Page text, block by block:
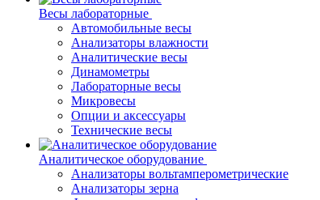
Весы лабораторные
Автомобильные весы
Анализаторы влажности
Аналитические весы
Динамометры
Лабораторные весы
Микровесы
Опции и аксессуары
Технические весы
Аналитическое оборудование
Анализаторы вольтамперометрические
Анализаторы зерна